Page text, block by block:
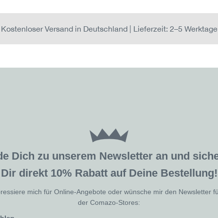
Kostenloser Versand in Deutschland | Lieferzeit: 2–5 Werktage
Dich zu unserem Newsletter an und
Dir direkt 10% Rabatt auf Deine Bestellung!
mich für Online-Angebote oder wünsche mir den Newsletter
der Comazo-Stores: